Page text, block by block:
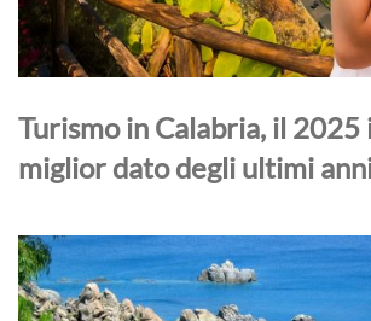
Turismo in Calabria, il 2025
miglior dato degli ultimi